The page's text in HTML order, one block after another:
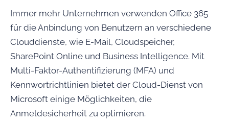
Immer mehr Unternehmen verwenden Office 365
für die Anbindung von Benutzern an verschiedene
Clouddienste, wie E-Mail, Cloudspeicher,
SharePoint Online und Business Intelligence. Mit
Multi-Faktor-Authentifizierung (MFA) und
Kennwortrichtlinien bietet der Cloud-Dienst von
Microsoft einige Möglichkeiten, die
Anmeldesicherheit zu optimieren.